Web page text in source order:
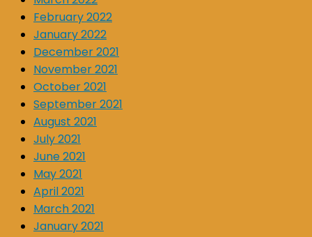
February 2022
January 2022
December 2021
November 2021
October 2021
September 2021
August 2021
July 2021
June 2021
May 2021
April 2021
March 2021
January 2021